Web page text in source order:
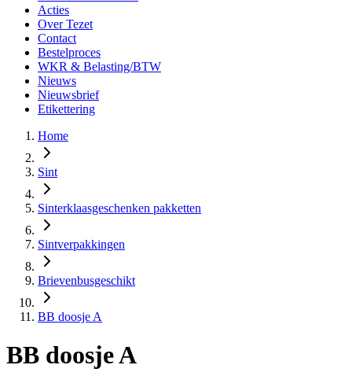
Acties
Over Tezet
Contact
Bestelproces
WKR & Belasting/BTW
Nieuws
Nieuwsbrief
Etikettering
Home
Sint
Sinterklaasgeschenken pakketten
Sintverpakkingen
Brievenbusgeschikt
BB doosje A
BB doosje A